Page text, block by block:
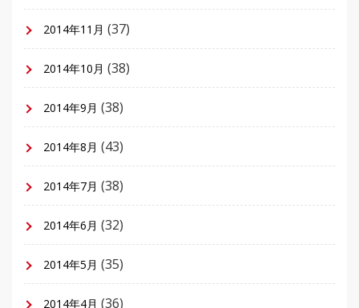
2014年11月 (37)
2014年10月 (38)
2014年9月 (38)
2014年8月 (43)
2014年7月 (38)
2014年6月 (32)
2014年5月 (35)
2014年4月 (36)